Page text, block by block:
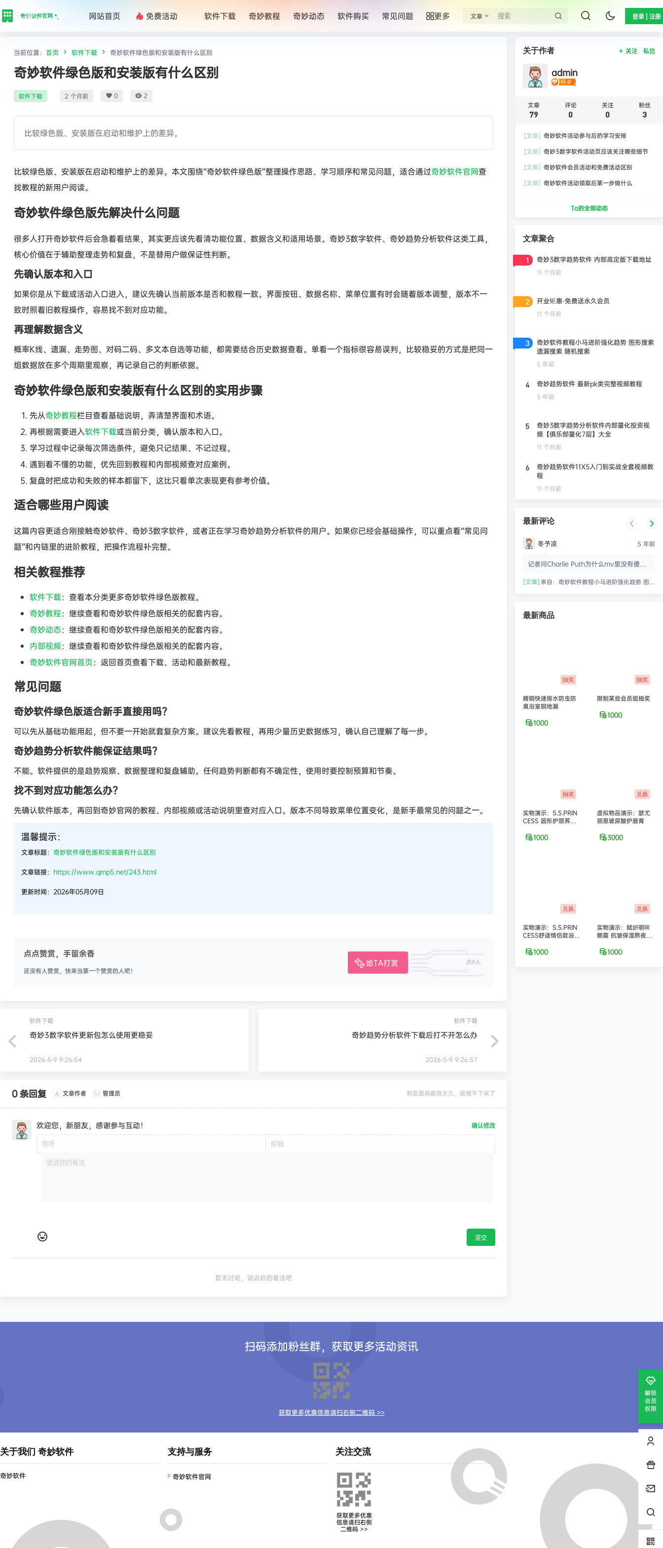
网站首页 免费活动 软件下载 奇妙教程 奇妙动态 软件购买 常见问题 更多 文章 登录 | 注册
当前位置： 首页 软件下载 奇妙软件绿色版和安装版有什么区别
奇妙软件绿色版和安装版有什么区别
软件下载 2 个月前 0 2
比较绿色版、安装版在启动和维护上的差异。
比较绿色版、安装版在启动和维护上的差异。本文围绕“奇妙软件绿色版”整理操作思路、学习顺序和常见问题，适合通过奇妙软件官网查
找教程的新用户阅读。
奇妙软件绿色版先解决什么问题
很多人打开奇妙软件后会急着看结果，其实更应该先看清功能位置、数据含义和适用场景。奇妙3数字软件、奇妙趋势分析软件这类工具，
核心价值在于辅助整理走势和复盘，不是替用户做保证性判断。
先确认版本和入口
如果你是从下载或活动入口进入，建议先确认当前版本是否和教程一致。界面按钮、数据名称、菜单位置有时会随着版本调整，版本不一
致时照着旧教程操作，容易找不到对应功能。
再理解数据含义
概率K线、遗漏、走势图、对码二码、多文本自选等功能，都需要结合历史数据查看。单看一个指标很容易误判，比较稳妥的方式是把同一
组数据放在多个周期里观察，再记录自己的判断依据。
奇妙软件绿色版和安装版有什么区别的实用步骤
先从奇妙教程栏目查看基础说明，弄清楚界面和术语。
再根据需要进入软件下载或当前分类，确认版本和入口。
学习过程中记录每次筛选条件，避免只记结果、不记过程。
遇到看不懂的功能，优先回到教程和内部视频查对应案例。
复盘时把成功和失败的样本都留下，这比只看单次表现更有参考价值。
适合哪些用户阅读
这篇内容更适合刚接触奇妙软件、奇妙3数字软件，或者正在学习奇妙趋势分析软件的用户。如果你已经会基础操作，可以重点看“常见问
题”和内链里的进阶教程，把操作流程补完整。
相关教程推荐
软件下载：查看本分类更多奇妙软件绿色版教程。
奇妙教程：继续查看和奇妙软件绿色版相关的配套内容。
奇妙动态：继续查看和奇妙软件绿色版相关的配套内容。
内部视频：继续查看和奇妙软件绿色版相关的配套内容。
奇妙软件官网首页：返回首页查看下载、活动和最新教程。
常见问题
奇妙软件绿色版适合新手直接用吗？
可以先从基础功能用起，但不要一开始就套复杂方案。建议先看教程，再用少量历史数据练习，确认自己理解了每一步。
奇妙趋势分析软件能保证结果吗？
不能。软件提供的是趋势观察、数据整理和复盘辅助。任何趋势判断都有不确定性，使用时要控制预算和节奏。
找不到对应功能怎么办？
先确认软件版本，再回到奇妙官网的教程、内部视频或活动说明里查对应入口。版本不同导致菜单位置变化，是新手最常见的问题之一。
温馨提示：
文章标题： 奇妙软件绿色版和安装版有什么区别
文章链接： https://www.qmp5.net/243.html
更新时间：2026年05月09日
点点赞赏，手留余香
给TA打赏 共0人
还没有人赞赏，快来当第一个赞赏的人吧！
软件下载
奇妙3数字软件更新包怎么使用更稳妥
2026-5-9 9:26:54
软件下载
奇妙趋势分析软件下载后打不开怎么办
2026-5-9 9:26:57
0 条回复 A 文章作者 M 管理员 有些面具戴得太久，就摘不下来了
欢迎您，新朋友，感谢参与互动！ 确认修改
提交
暂无讨论，说说你的看法吧
关于作者 关注 私信
admin
文章
79
评论
0
关注
0
粉丝
3
[文章] 奇妙软件活动参与后的学习安排
[文章] 奇妙3数字软件活动页应该关注哪些细节
[文章] 奇妙软件会员活动和免费活动区别
[文章] 奇妙软件活动领取后第一步做什么
Ta的全部动态
文章聚合
1 奇妙3数字趋势软件 内部高定版下载地址
11 个月前
2 开业钜惠-免费送永久会员
11 个月前
3
奇妙软件教程小马进阶强化趋势 图形搜索
遗漏搜索 随机搜索
5 年前
4 奇妙趋势软件 最新pk类完整视频教程
5 年前
5
奇妙3数字趋势分析软件内部量化投资视
频【俱乐部量化7层】大全
11 个月前
6
奇妙趋势软件11X5入门到实战全套视频教
程
11 个月前
最新评论
冬予凉 5 年前
记者问Charlie Puth为什么mv里没有傻
[文章]来自： 奇妙软件教程小马进阶强化趋势 图形搜索 遗漏搜索 随机搜索
最新商品
抽奖
精铜快速排水防虫防
臭浴室铜地漏
1000
抽奖
限制某些会员组抽奖
1000
抽奖
实物演示：S.S.PRIN
CESS 圆形护颈荞麦
1000
兑换
虚拟物品演示：瑟尤
丽恩玻尿酸护唇膏
3000
兑换
实物演示：S.S.PRIN
CESS舒适情侣款浴室
1000
兑换
实物演示：赋妍明眸
眼霜 抗皱保湿熬夜去
1000
解锁
会员
权限
扫码添加粉丝群，获取更多活动资讯
获取更多优惠信息请扫右侧二维码 >>
关于我们 奇妙软件
奇妙软件
支持与服务
奇妙软件官网
关注交流
获取更多优惠
信息请扫右侧
二维码 >>